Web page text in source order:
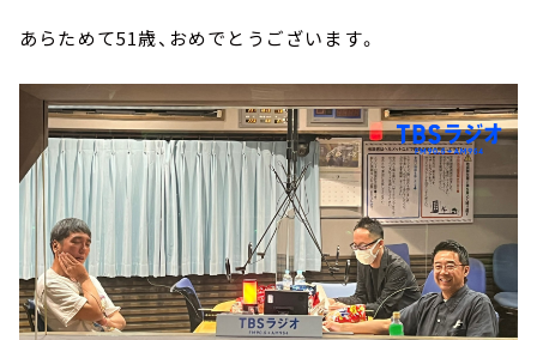
あらためて51歳、おめでとうございます。